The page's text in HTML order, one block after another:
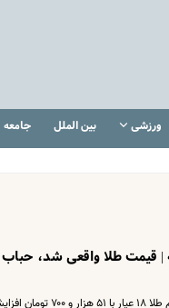
ورزشی بین الملل جامعه